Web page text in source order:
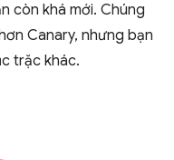
còn khá mới. Chúng
Canary, nhưng bạn
trặc khác.